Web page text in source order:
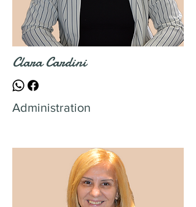
Clara Cardini
Administration